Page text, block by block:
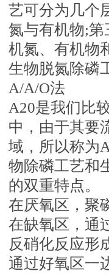
艺可分为几个
氮与有机物;
机氮、有机物
生物脱氮除磷
A/A/O法
A20是我们比
中，由于其要
域，所以称为
物除磷工艺和
的双重特点。
在厌氧区，聚
在缺氧区，通
反硝化反应形
通过好氧区一